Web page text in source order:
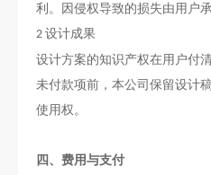
利。因侵权导致的损失由用户
2 设计成果
设计方案的知识产权在用户付
未付款项前，本公司保留设计
使用权。
四 、费用与支付